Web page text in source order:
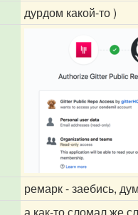
дурдом какой-то )
ремарк - заебись,